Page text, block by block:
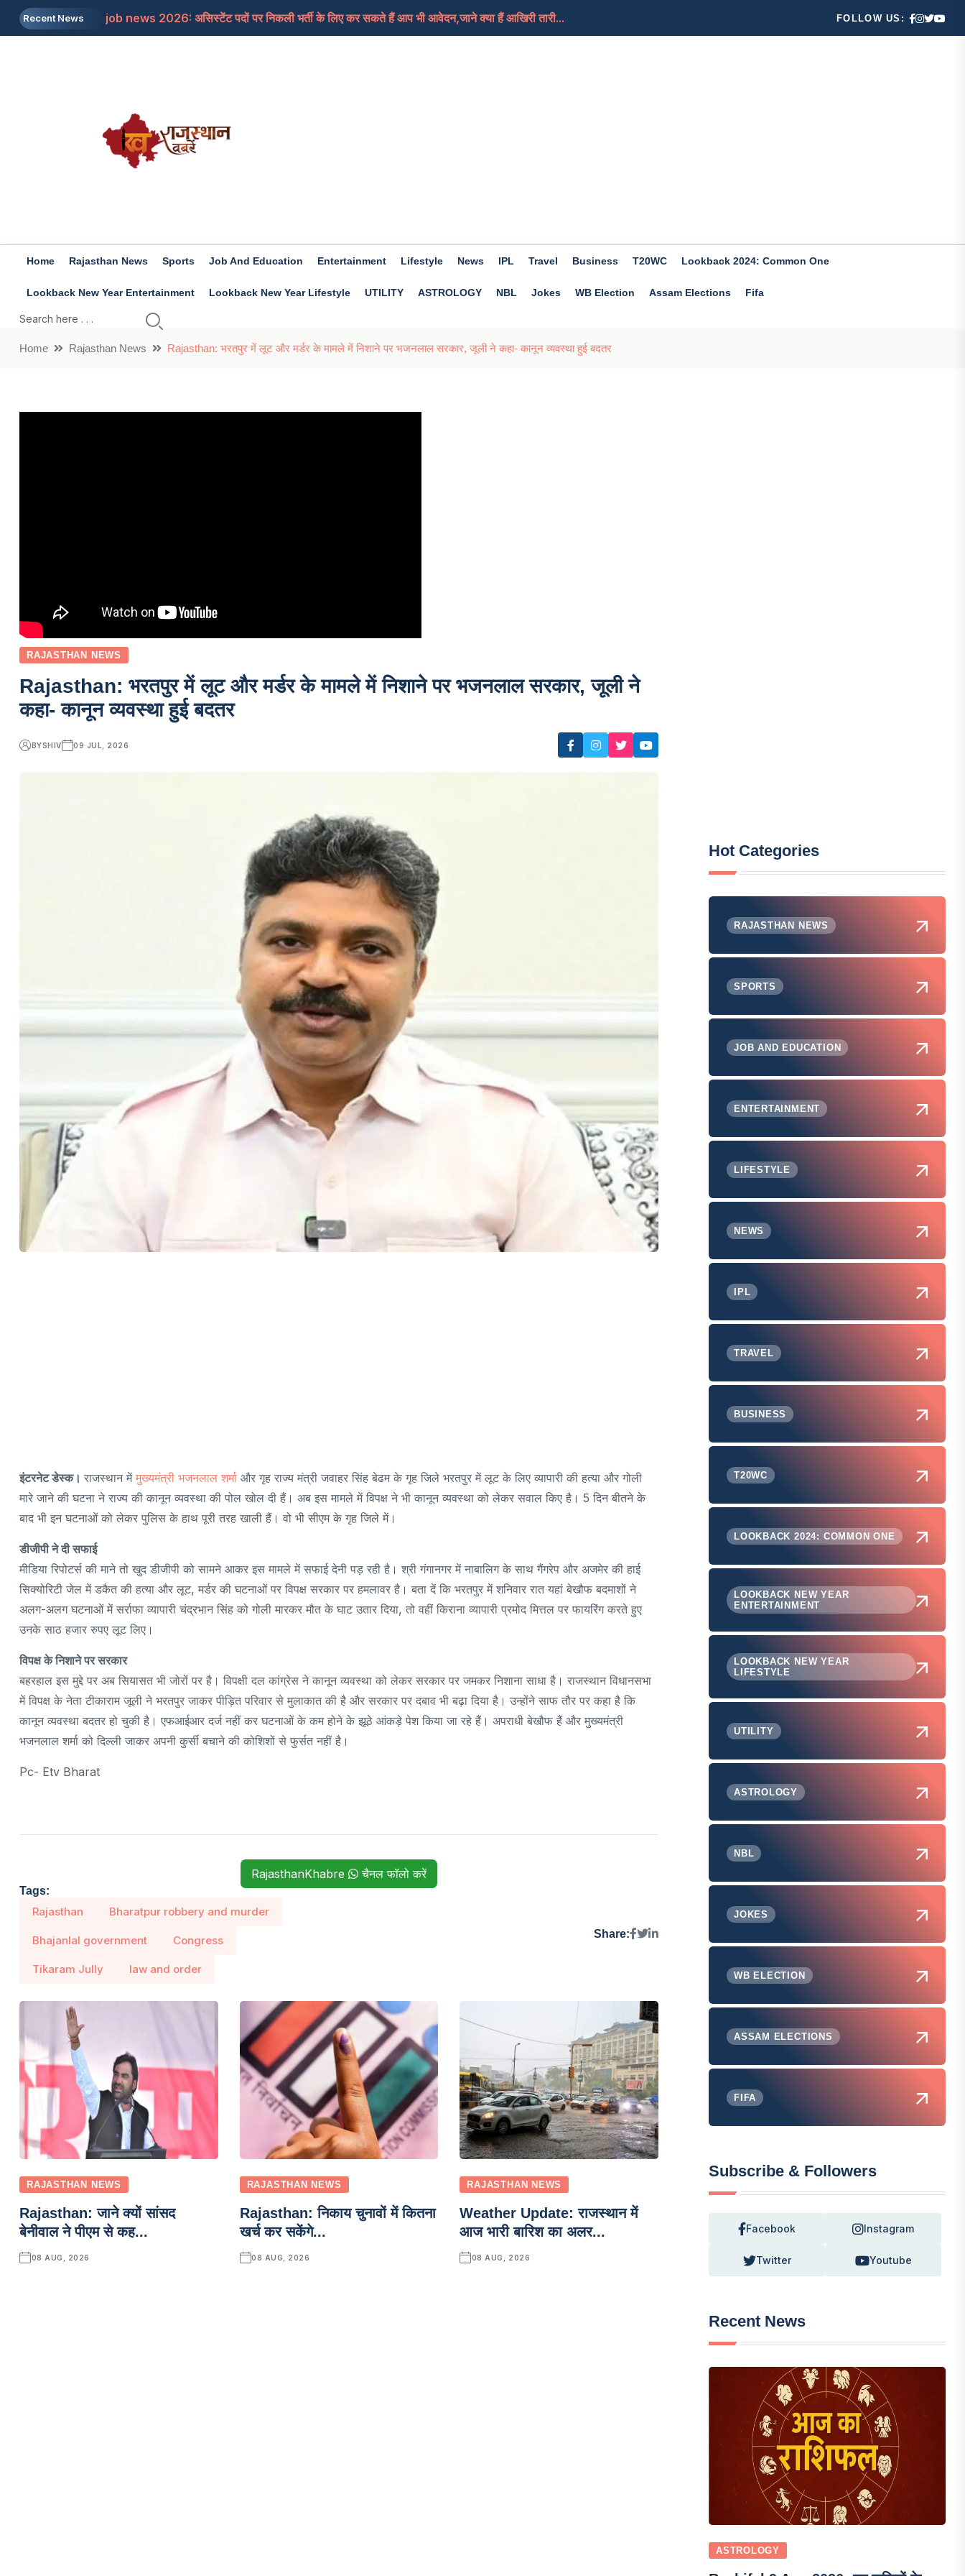
Recent News
job news 2026: असिस्टेंट पदों पर निकली भर्ती के लिए कर सकते हैं आप भी आवेदन,जाने क्या हैं आखिरी तारी...
Rashifal 9 aug 2026: इन राशियों के जातकों के लिए अच्छा होगा दिन, कामकाज में मिलेगी सफलता, जाने क्या...
FOLLOW US:
Home Rajasthan News Sports Job And Education Entertainment Lifestyle News IPL Travel Business T20WC Lookback 2024: Common One
Lookback New Year Entertainment Lookback New Year Lifestyle UTILITY ASTROLOGY NBL Jokes WB Election Assam Elections Fifa
Home Rajasthan News Rajasthan: भरतपुर में लूट और मर्डर के मामले में निशाने पर भजनलाल सरकार, जूली ने कहा- कानून व्यवस्था हुई बदतर
RAJASTHAN NEWS
Rajasthan: भरतपुर में लूट और मर्डर के मामले में निशाने पर भजनलाल सरकार, जूली ने
कहा- कानून व्यवस्था हुई बदतर
BYSHIV 09 JUL, 2026
इंटरनेट डेस्क। राजस्थान में मुख्यमंत्री भजनलाल शर्मा और गृह राज्य मंत्री जवाहर सिंह बेढम के गृह जिले भरतपुर में लूट के लिए व्यापारी की हत्या और गोली
मारे जाने की घटना ने राज्य की कानून व्यवस्था की पोल खोल दी हैं। अब इस मामले में विपक्ष ने भी कानून व्यवस्था को लेकर सवाल किए है। 5 दिन बीतने के
बाद भी इन घटनाओं को लेकर पुलिस के हाथ पूरी तरह खाली हैं। वो भी सीएम के गृह जिले में।
डीजीपी ने दी सफाई
मीडिया रिपोटर्स की माने तो खुद डीजीपी को सामने आकर इस मामले में सफाई देनी पड़ रही है। श्री गंगानगर में नाबालिग के साथ गैंगरेप और अजमेर की हाई
सिक्योरिटी जेल में डकैत की हत्या और लूट, मर्डर की घटनाओं पर विपक्ष सरकार पर हमलावर है। बता दें कि भरतपुर में शनिवार रात यहां बेखौफ बदमाशों ने
अलग-अलग घटनाओं में सर्राफा व्यापारी चंद्रभान सिंह को गोली मारकर मौत के घाट उतार दिया, तो वहीं किराना व्यापारी प्रमोद मित्तल पर फायरिंग करते हुए
उनके साठ हजार रुपए लूट लिए।
विपक्ष के निशाने पर सरकार
बहरहाल इस मुद्दे पर अब सियासत भी जोरों पर है। विपक्षी दल कांग्रेस ने कानून व्यवस्था को लेकर सरकार पर जमकर निशाना साधा है। राजस्थान विधानसभा
में विपक्ष के नेता टीकाराम जूली ने भरतपुर जाकर पीड़ित परिवार से मुलाकात की है और सरकार पर दबाव भी बढ़ा दिया है। उन्होंने साफ तौर पर कहा है कि
कानून व्यवस्था बदतर हो चुकी है। एफआईआर दर्ज नहीं कर घटनाओं के कम होने के झूठे आंकड़े पेश किया जा रहे हैं। अपराधी बेखौफ हैं और मुख्यमंत्री
भजनलाल शर्मा को दिल्ली जाकर अपनी कुर्सी बचाने की कोशिशों से फुर्सत नहीं है।
Pc- Etv Bharat
RajasthanKhabre चैनल फॉलो करें
Tags:
Rajasthan Bharatpur robbery and murder
Bhajanlal government Congress
Tikaram Jully law and order
Share:
RAJASTHAN NEWS
Rajasthan: जाने क्यों सांसद
बेनीवाल ने पीएम से कह...
08 AUG, 2026
RAJASTHAN NEWS
Rajasthan: निकाय चुनावों में कितना
खर्च कर सकेंगे...
08 AUG, 2026
RAJASTHAN NEWS
Weather Update: राजस्थान में
आज भारी बारिश का अलर...
08 AUG, 2026
Hot Categories
RAJASTHAN NEWS
SPORTS
JOB AND EDUCATION
ENTERTAINMENT
LIFESTYLE
NEWS
IPL
TRAVEL
BUSINESS
T20WC
LOOKBACK 2024: COMMON ONE
LOOKBACK NEW YEAR
ENTERTAINMENT
LOOKBACK NEW YEAR
LIFESTYLE
UTILITY
ASTROLOGY
NBL
JOKES
WB ELECTION
ASSAM ELECTIONS
FIFA
Subscribe & Followers
Facebook Instagram
Twitter Youtube
Recent News
ASTROLOGY